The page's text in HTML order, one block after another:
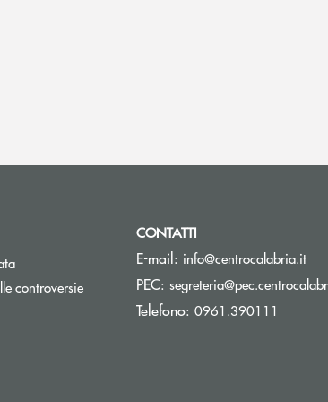
controversie
una nuova finestra
CONTATTI
E-mail: info@centrocalabria.it(si
PEC:
Telefono: 0961.390111